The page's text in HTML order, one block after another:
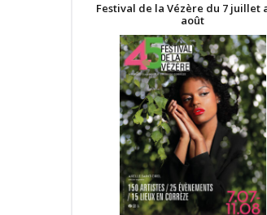
Festival de la Vézère du 7 juillet
août